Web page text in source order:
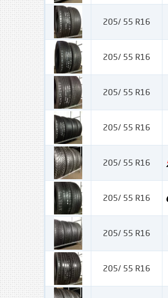
205/ 55 R16
205/ 55 R16
205/ 55 R16
205/ 55 R16
205/ 55 R16
205/ 55 R16
205/ 55 R16
205/ 55 R16